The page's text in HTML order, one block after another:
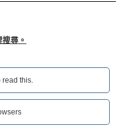
尋。
read this.‎